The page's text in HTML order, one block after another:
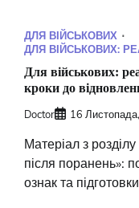
ДЛЯ ВІЙСЬКОВИХ
ДЛЯ ВІЙСЬКОВИХ:
Для військових:
кроки до
Doctor 16
Матеріал з
після поранень»:
ознак та